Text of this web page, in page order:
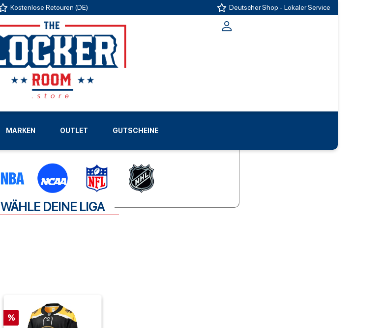
Kostenlose Retouren (DE) Deutscher Shop - Lokaler Service
MARKEN
LIGEN
OUTLET GUTSCHEINE
WÄHLE DEINE LIGA
%